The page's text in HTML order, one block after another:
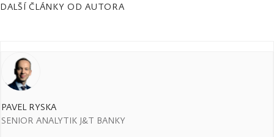
DALŠÍ ČLÁNKY OD AUTORA
PAVEL RYSKA
SENIOR ANALYTIK J&T BANKY